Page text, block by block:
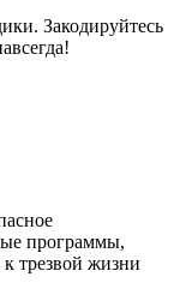
Закодируйтесь
программы,
трезвой жизни